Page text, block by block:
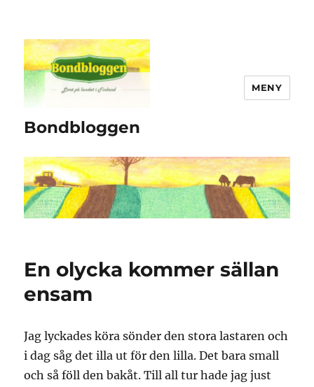
Bondbloggen
MENY
En olycka kommer sällan
ensam
Jag lyckades köra sönder den stora lastaren och
i dag såg det illa ut för den lilla. Det bara small
och så föll den bakåt. Till all tur hade jag just